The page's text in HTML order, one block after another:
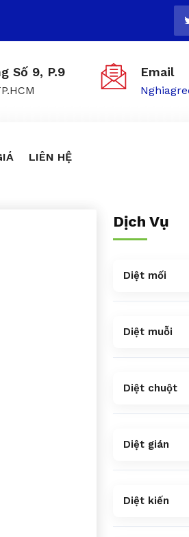
Số 9, P.9 Email
LIÊN HỆ
Dịch Vụ
Diệt mối
Diệt muỗi
Diệt chuột
Diệt gián
Diệt kiến